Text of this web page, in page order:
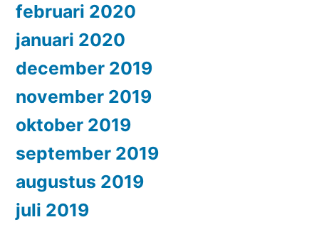
februari 2020
januari 2020
december 2019
november 2019
oktober 2019
september 2019
augustus 2019
juli 2019